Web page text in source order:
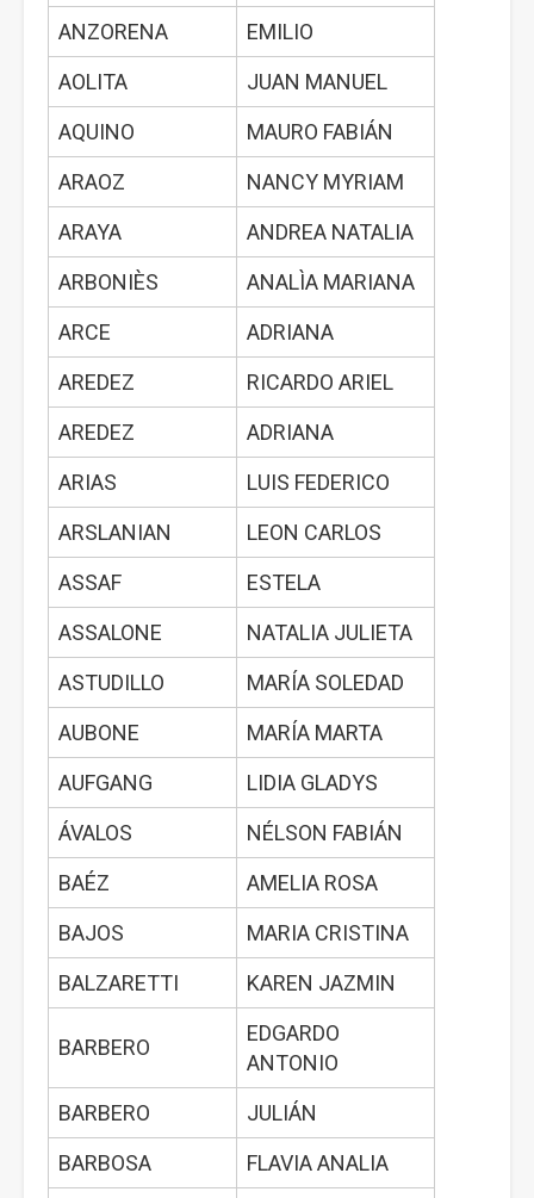
ANZORENA
EMILIO
AOLITA
JUAN MANUEL
AQUINO
MAURO FABIÁN
ARAOZ
NANCY MYRIAM
ARAYA
ANDREA NATALIA
ARBONIÈS
ANALÌA MARIANA
ARCE
ADRIANA
AREDEZ
RICARDO ARIEL
AREDEZ
ADRIANA
ARIAS
LUIS FEDERICO
ARSLANIAN
LEON CARLOS
ASSAF
ESTELA
ASSALONE
NATALIA JULIETA
ASTUDILLO
MARÍA SOLEDAD
AUBONE
MARÍA MARTA
AUFGANG
LIDIA GLADYS
ÁVALOS
NÉLSON FABIÁN
BAÉZ
AMELIA ROSA
BAJOS
MARIA CRISTINA
BALZARETTI
KAREN JAZMIN
BARBERO
EDGARDO
ANTONIO
BARBERO
JULIÁN
BARBOSA
FLAVIA ANALIA